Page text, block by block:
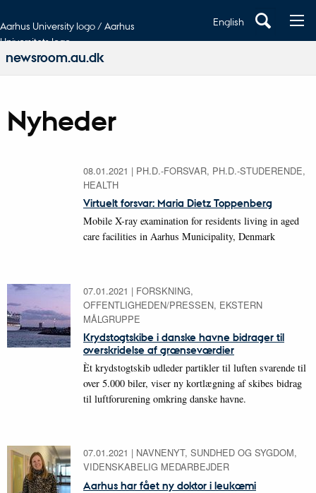
Aarhus University logo / Aarhus
Universitets logo
newsroom.au.dk
English
Nyheder
08.01.2021 | PH.D.-FORSVAR, PH.D.-STUDERENDE,
HEALTH
Virtuelt forsvar: Maria Dietz Toppenberg
Mobile X-ray examination for residents living in aged
care facilities in Aarhus Municipality, Denmark
07.01.2021 | FORSKNING,
OFFENTLIGHEDEN/PRESSEN, EKSTERN
MÅLGRUPPE
Krydstogtskibe i danske havne bidrager til
overskridelse af grænseværdier
Èt krydstogtskib udleder partikler til luften svarende til
over 5.000 biler, viser ny kortlægning af skibes bidrag
til luftforurening omkring danske havne.
07.01.2021 | NAVNENYT, SUNDHED OG SYGDOM,
VIDENSKABELIG MEDARBEJDER
Aarhus har fået ny doktor i leukæmi